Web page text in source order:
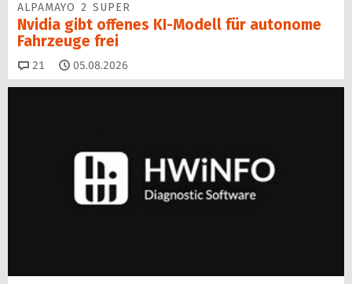
ALPAMAYO 2 SUPER
Nvidia gibt offenes KI-Modell für autonome
Fahrzeuge frei
21 Kommentare
05.08.2026